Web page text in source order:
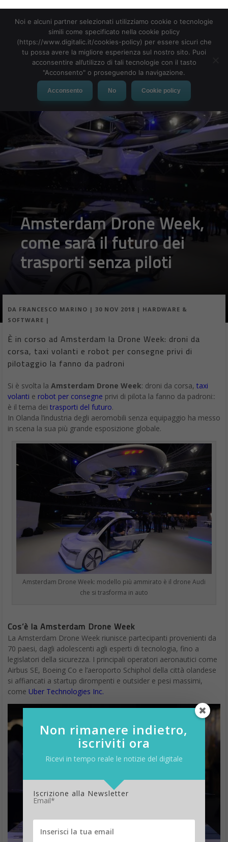
MENU
Amsterdam Drone Week,
come sarà il futuro dei
trasporti senza piloti
SOFTWARE|
corsa, taxi volanti e robot per consegne privi di
pilotaggio la fanno da padroni
volantierobot per consegneprivi di pilota la fanno da padroni::
è il tema deitrasporti del futuro.
In Olanda l’industria degli aeromobili senza equipaggio ha messo
in scena la sua più grande esposizione globale.
Amsterdam Drone Week: modello più ammirato è il drone Audi
che si trasforma in auto
La Amsterdam Drone Week riunisce partecipanti provenienti da
70 paesi, dagli adolescenti agli esperti di tecnologia, fino a
legislatori della sicurezza. I principali operatori aeronautici come
Airbus SE, Boeing Co e l’aeroporto Schiphol della città olandese
si affiancati a startup dirompenti e outsider e pesi massimi,
comeUber Technologies Inc.
iscriviti ora
Ricevi in tempo reale le notizie del digitale
Iscrizione alla Newsletter
Email*
simili come specificato nella cookie policy
(https://www.digitalic.it/cookies-policy) per essere sicuri che
tu possa avere la migliore esperienza sul nostro sito. Puoi
acconsentire all’utilizzo di tali tecnologie con il tasto
"Acconsento" o proseguendo la navigazione.
Acconsento No Cookie policy